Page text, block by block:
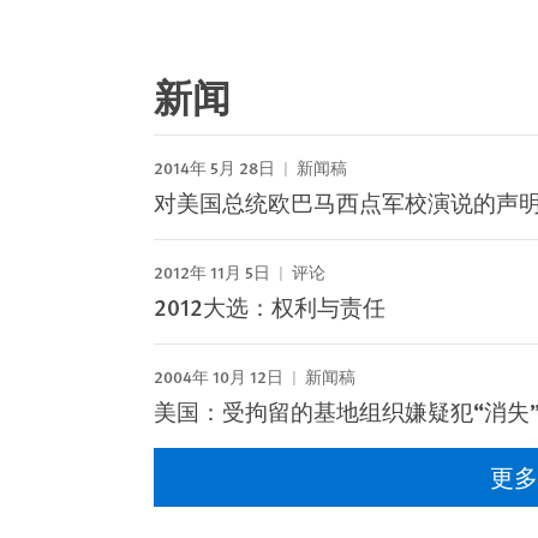
新闻
2014年 5月 28日 新闻稿
对美国总统欧巴马西点军校演说的声明
2012年 11月 5日 评论
2012大选：权利与责任
2004年 10月 12日 新闻稿
美国：受拘留的基地组织嫌疑犯“消失
更